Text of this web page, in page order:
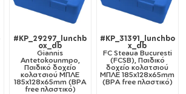
#KP_29297_lunchb
ox_db
Giannis
Antetokounmpo,
Παιδικό δοχείο
κολατσιού ΜΠΛΕ
185x128x65mm (BPA
free πλαστικό)
#KP_31391_lunchbo
x_db
FC Steaua Bucuresti
(FCSB), Παιδικό
δοχείο κολατσιού
ΜΠΛΕ 185x128x65mm
(BPA free πλαστικό)